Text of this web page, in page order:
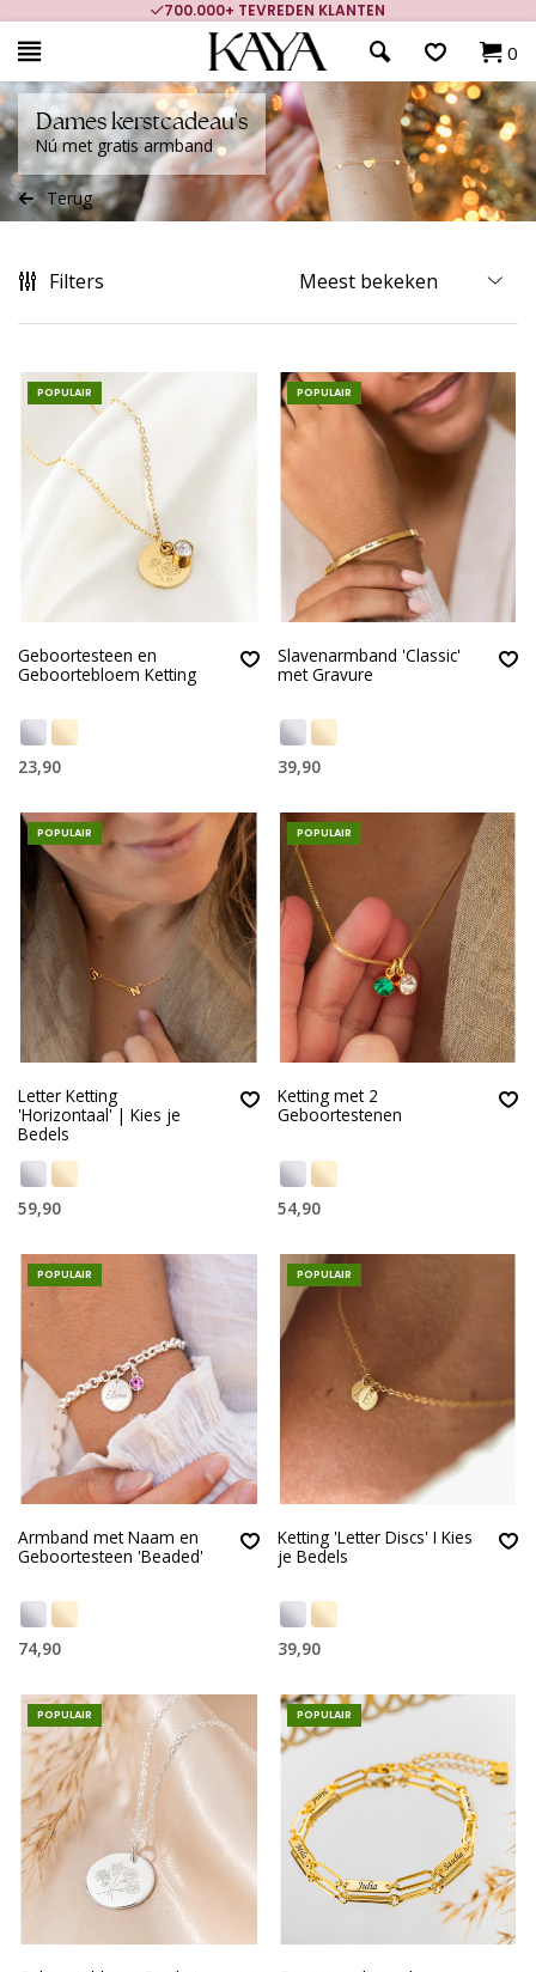
700.000+ TEVREDEN KLANTEN
0
Dames kerstcadeau's
Nú met gratis armband
Terug
Filters
POPULAIR
Geboortesteen en
Geboortebloem Ketting
23,90
POPULAIR
Slavenarmband 'Classic'
met Gravure
39,90
POPULAIR
Letter Ketting
'Horizontaal' | Kies je
Bedels
59,90
POPULAIR
Ketting met 2
Geboortestenen
54,90
POPULAIR
Armband met Naam en
Geboortesteen 'Beaded'
74,90
POPULAIR
Ketting 'Letter Discs' I Kies
je Bedels
39,90
POPULAIR POPULAIR